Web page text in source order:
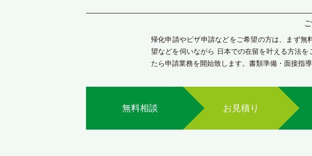
帰化申請やビザ申請などをご希望の方は、まず
望などを伺いながら 日本での在留を叶える方法
たら申請業務を開始致します。書類準備・面接指
無料相談 お見積り